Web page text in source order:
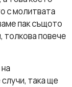
с молитвата
пак същото
толкова повече
така ще